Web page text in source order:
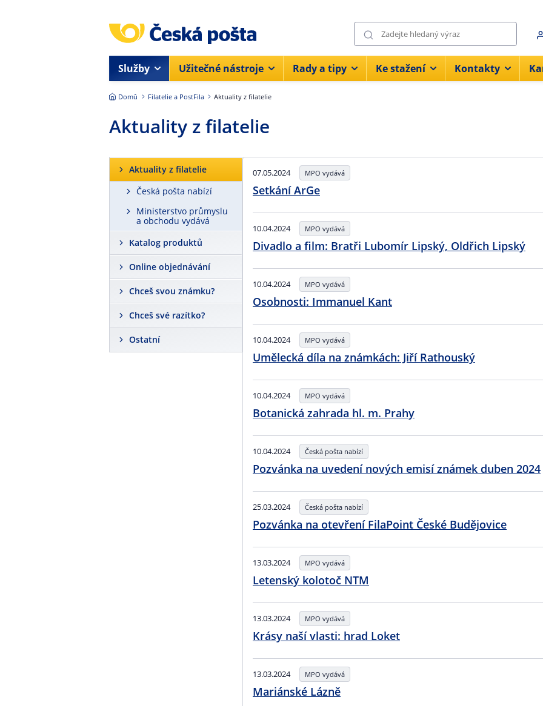
Služby Užitečné nástroje Rady a tipy Ke stažení Kontakty
Domů Filatelie a PostFila Aktuality z filatelie
Aktuality z filatelie
Aktuality z filatelie
Česká pošta nabízí
Ministerstvo průmyslu
a obchodu vydává
Katalog produktů
Online objednávání
Chceš svou známku?
Chceš své razítko?
Ostatní
07.05.2024 MPO vydává
Setkání ArGe
10.04.2024 MPO vydává
Divadlo a film: Bratři Lubomír Lipský, Oldřich Lipský
10.04.2024 MPO vydává
Osobnosti: Immanuel Kant
10.04.2024 MPO vydává
Umělecká díla na známkách: Jiří Rathouský
10.04.2024 MPO vydává
Botanická zahrada hl. m. Prahy
10.04.2024 Česká pošta nabízí
Pozvánka na uvedení nových emisí známek duben 2024
25.03.2024 Česká pošta nabízí
Pozvánka na otevření FilaPoint České Budějovice
13.03.2024 MPO vydává
Letenský kolotoč NTM
13.03.2024 MPO vydává
Krásy naší vlasti: hrad Loket
13.03.2024 MPO vydává
Mariánské Lázně